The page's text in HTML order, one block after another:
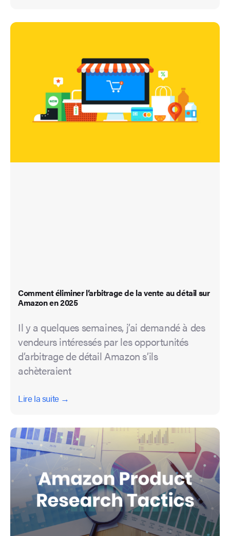
Comment éliminer l’arbitrage de la vente au détail sur
Amazon en 2025
Il y a quelques semaines, j’ai demandé à des
vendeurs intéressés par les opportunités
d’arbitrage de détail Amazon s’ils
achèteraient
Lire la suite →